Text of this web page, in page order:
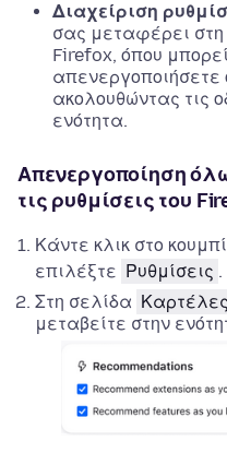
Διαχείριση
σας μεταφέρει στη
Firefox, όπου
απενεργοποιήσετε
ακολουθώντας τις
ενότητα.
Απενεργοποίηση
τις ρυθμίσεις του
Κάντε κλικ στο
επιλέξτε
Ρυθμίσεις .
Στη σελίδα
μεταβείτε στην